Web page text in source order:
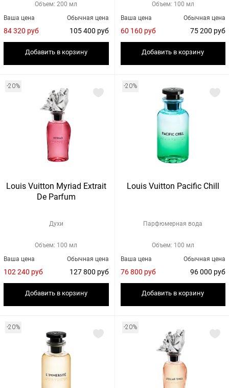
Объем: 200 мл
Обычная цена
105 400 руб
Ваша цена
84 320 руб
Добавить в корзину
Объем: 100 мл
Обычная цена
75 200 руб
Ваша цена
60 160 руб
Добавить в корзину
-20%
Louis Vuitton Myriad Extrait
De Parfum
Духи
Объем: 100 мл
Обычная цена
127 800 руб
Ваша цена
102 240 руб
Добавить в корзину
-20%
Louis Vuitton Pacific Chill
Парфюмерная вода
Объем: 100 мл
Обычная цена
96 000 руб
Ваша цена
76 800 руб
Добавить в корзину
-20% -20%